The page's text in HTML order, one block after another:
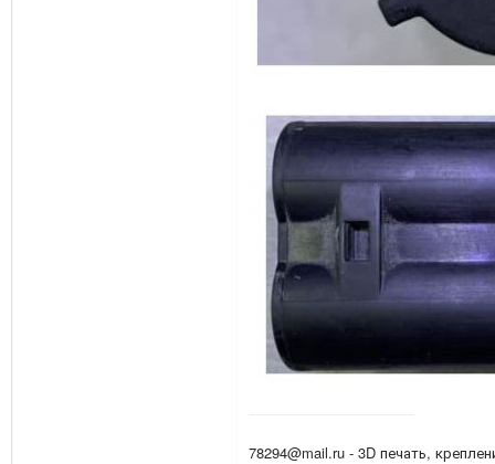
78294@mail.ru - 3D печать,